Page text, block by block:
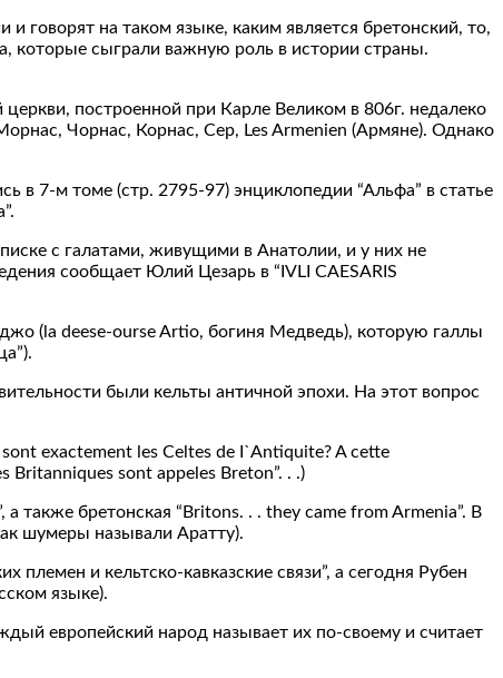
говорят на таком языке, каким является бретонский, то,
которые сыграли важную роль в истории страны.
построенной при Карле Великом в 806г. недалеко
Чорнас, Корнас, Сер, Les Armenien (Армяне). Однако
в 7-м томе (стр. 2795-97) энциклопедии “Альфа” в статье
с галатами, живущими в Анатолии, и у них не
сообщает Юлий Цезарь в “IVLI CAESARIS
(la deese-ourse Artio, богиня Медведь), которую галлы
были кельты античной эпохи. На этот вопрос
exactement les Celtes de I`Antiquite? A cette
Britanniques sont appeles Breton”. . .)
также бретонская “Britons. . . they came from Armenia”. В
шумеры называли Аратту).
и кельтско-кавказские связи”, а сегодня Рубен
языке).
европейский народ называет их по-своему и считает